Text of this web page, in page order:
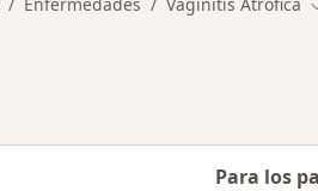
Para los